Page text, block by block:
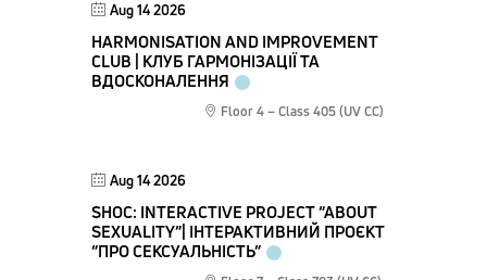
Aug 14 2026
HARMONISATION AND IMPROVEMENT
CLUB | КЛУБ ГАРМОНІЗАЦІЇ ТА
ВДОСКОНАЛЕННЯ
Floor 4 – Class 405 (UV CC)
Aug 14 2026
SHOC: INTERACTIVE PROJECT “ABOUT
SEXUALITY”| ІНТЕРАКТИВНИЙ ПРОЄКТ
“ПРО СЕКСУАЛЬНІСТЬ”